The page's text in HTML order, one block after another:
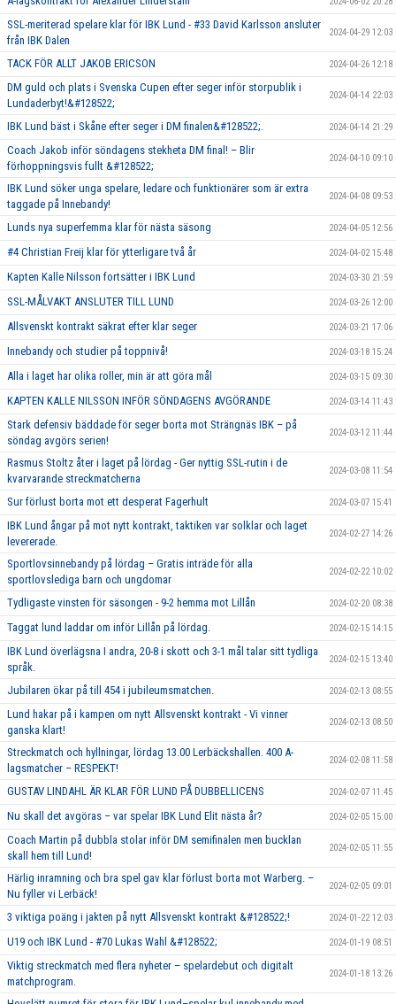
SSL-meriterad spelare klar för IBK Lund - #33 David Karlsson ansluter
från IBK Dalen
2024-04-29 12:03
TACK FÖR ALLT JAKOB ERICSON 2024-04-26 12:18
DM guld och plats i Svenska Cupen efter seger inför storpublik i
Lundaderbyt!&#128522;
2024-04-14 22:03
IBK Lund bäst i Skåne efter seger i DM finalen&#128522;. 2024-04-14 21:29
Coach Jakob inför söndagens stekheta DM final! – Blir
förhoppningsvis fullt &#128522;
2024-04-10 09:10
IBK Lund söker unga spelare, ledare och funktionärer som är extra
taggade på Innebandy!
2024-04-08 09:53
Lunds nya superfemma klar för nästa säsong 2024-04-05 12:56
#4 Christian Freij klar för ytterligare två år 2024-04-02 15:48
Kapten Kalle Nilsson fortsätter i IBK Lund 2024-03-30 21:59
SSL-MÅLVAKT ANSLUTER TILL LUND 2024-03-26 12:00
Allsvenskt kontrakt säkrat efter klar seger 2024-03-21 17:06
Innebandy och studier på toppnivå! 2024-03-18 15:24
Alla i laget har olika roller, min är att göra mål 2024-03-15 09:30
KAPTEN KALLE NILSSON INFÖR SÖNDAGENS AVGÖRANDE 2024-03-14 11:43
Stark defensiv bäddade för seger borta mot Strängnäs IBK – på
söndag avgörs serien!
2024-03-12 11:44
Rasmus Stoltz åter i laget på lördag - Ger nyttig SSL-rutin i de
kvarvarande streckmatcherna
2024-03-08 11:54
Sur förlust borta mot ett desperat Fagerhult 2024-03-07 15:41
IBK Lund ångar på mot nytt kontrakt, taktiken var solklar och laget
levererade.
2024-02-27 14:26
Sportlovsinnebandy på lördag – Gratis inträde för alla
sportlovslediga barn och ungdomar
2024-02-22 10:02
Tydligaste vinsten för säsongen - 9-2 hemma mot Lillån 2024-02-20 08:38
Taggat lund laddar om inför Lillån på lördag. 2024-02-15 14:15
IBK Lund överlägsna I andra, 20-8 i skott och 3-1 mål talar sitt tydliga
språk.
2024-02-15 13:40
Jubilaren ökar på till 454 i jubileumsmatchen. 2024-02-13 08:55
Lund hakar på i kampen om nytt Allsvenskt kontrakt - Vi vinner
ganska klart!
2024-02-13 08:50
Streckmatch och hyllningar, lördag 13.00 Lerbäckshallen. 400 A-
lagsmatcher – RESPEKT!
2024-02-08 11:58
GUSTAV LINDAHL ÄR KLAR FÖR LUND PÅ DUBBELLICENS 2024-02-07 11:45
Nu skall det avgöras – var spelar IBK Lund Elit nästa år? 2024-02-05 15:00
Coach Martin på dubbla stolar inför DM semifinalen men bucklan
skall hem till Lund!
2024-02-05 11:55
Härlig inramning och bra spel gav klar förlust borta mot Warberg. –
Nu fyller vi Lerbäck!
2024-02-05 09:01
3 viktiga poäng i jakten på nytt Allsvenskt kontrakt &#128522;! 2024-01-22 12:03
U19 och IBK Lund - #70 Lukas Wahl &#128522; 2024-01-19 08:51
Viktig streckmatch med flera nyheter – spelardebut och digitalt
matchprogram.
2024-01-18 13:26